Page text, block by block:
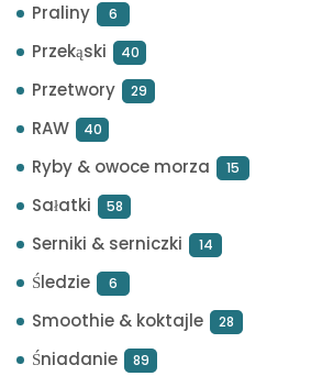
Praliny 6
Przekąski 40
Przetwory 29
RAW 40
Ryby & owoce morza 15
Sałatki 58
Serniki & serniczki 14
Śledzie 6
Smoothie & koktajle 28
Śniadanie 89